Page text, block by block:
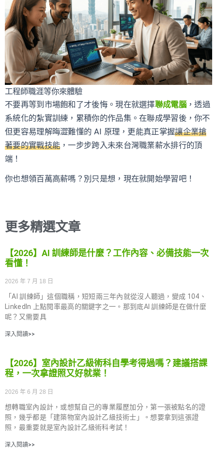
工程師職涯等你來體驗
不要再等到市場飽和了才後悔。現在就選擇聯成電腦，透過
系統化的紮實訓練，累積你的作品集。在聯成學習後，你不
但更容易理解晦澀難懂的 AI 原理，更能真正掌握讓企業搶
著要的實戰技能 ，一步步跨入未來台灣職業薪水排行的頂
端！
你也想領百萬高薪嗎？別只是想，現在就開始學習吧！
更多精選文章
【2026】AI 訓練師是什麼？工作內容、必備技能一次
看懂！
2026 年 7 月 18 日
「AI 訓練師」這個職稱，短短兩三年內就從沒人聽過，變成 104、
LinkedIn 上點閱率最高的關鍵字之一。那到底AI 訓練師是在做什麼
呢？又需要具
深入閱讀>>
【2026】室內設計乙級術科自學考得過嗎？建議搭課
程，一次拿證照又好就業！
2026 年 6 月 28 日
想轉職室內設計，或想幫自己的專業履歷加分，第一張被點名的證
照，幾乎都是「建築物室內設計乙級技術士」。想要拿到這張證
照，最重要就是室內設計乙級術科考試！
深入閱讀>>